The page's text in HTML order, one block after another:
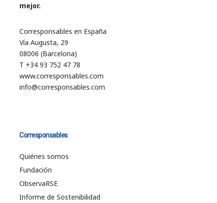
mejor.
Corresponsables en España
Vía Augusta, 29
08006 (Barcelona)
T +34 93 752 47 78
www.corresponsables.com
info@corresponsables.com
Corresponsables
Quiénes somos
Fundación
ObservaRSE
Informe de Sostenibilidad